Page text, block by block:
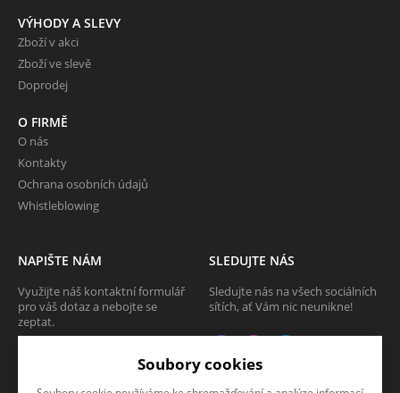
VÝHODY A SLEVY
Zboží v akci
Zboží ve slevě
Doprodej
O FIRMĚ
O nás
Kontakty
Ochrana osobních údajů
Whistleblowing
NAPIŠTE NÁM
Využijte náš kontaktní formulář
pro váš dotaz a nebojte se
zeptat.
SLEDUJTE NÁS
Sledujte nás na všech sociálních
sítích, ať Vám nic neunikne!
Soubory cookies